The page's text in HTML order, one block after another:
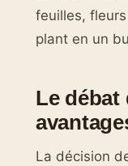
feuilles,
plant en un
Le débat
La décision